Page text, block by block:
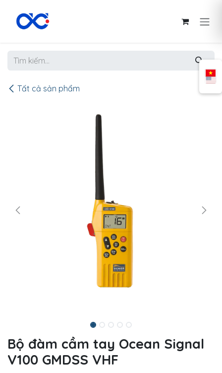
Tất cả sản phẩm
Bộ đàm cầm tay Ocean Signal
V100 GMDSS VHF